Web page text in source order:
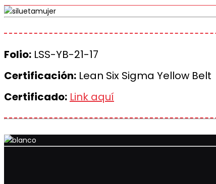
Folio: LSS-YB-21-17
Certificación: Lean Six Sigma Yellow Belt
Certificado: Link aquí